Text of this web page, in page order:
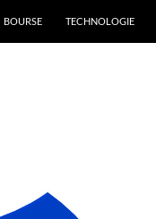
BOURSE TECHNOLOGIE